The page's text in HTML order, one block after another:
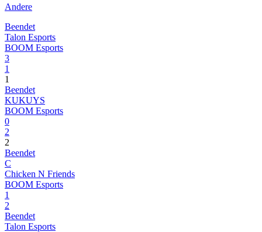
Andere
Beendet
Talon Esports
BOOM Esports
3
1
1
Beendet
KUKUYS
BOOM Esports
0
2
2
Beendet
C
Chicken N Friends
BOOM Esports
1
2
Beendet
Talon Esports